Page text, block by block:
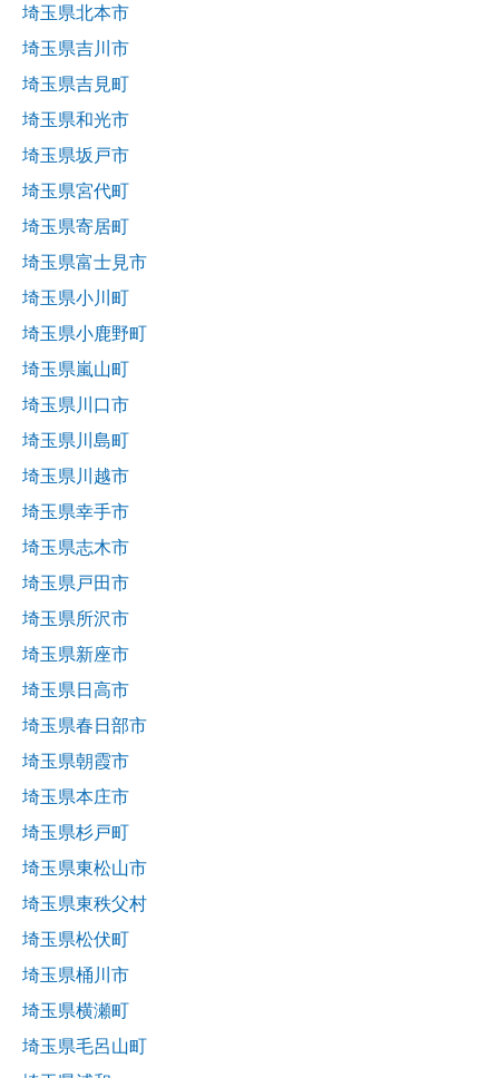
埼玉県北本市
埼玉県吉川市
埼玉県吉見町
埼玉県和光市
埼玉県坂戸市
埼玉県宮代町
埼玉県寄居町
埼玉県富士見市
埼玉県小川町
埼玉県小鹿野町
埼玉県嵐山町
埼玉県川口市
埼玉県川島町
埼玉県川越市
埼玉県幸手市
埼玉県志木市
埼玉県戸田市
埼玉県所沢市
埼玉県新座市
埼玉県日高市
埼玉県春日部市
埼玉県朝霞市
埼玉県本庄市
埼玉県杉戸町
埼玉県東松山市
埼玉県東秩父村
埼玉県松伏町
埼玉県桶川市
埼玉県横瀬町
埼玉県毛呂山町